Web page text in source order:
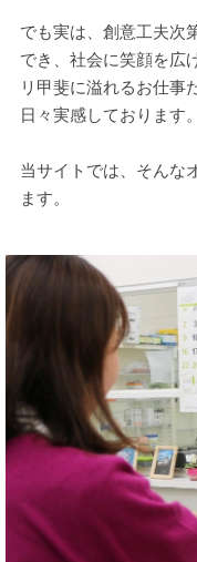
でも実は、創意工夫次
でき、社会に笑顔を広
リ甲斐に溢れるお仕事
日々実感しております。
当サイトでは、そんな
ます。